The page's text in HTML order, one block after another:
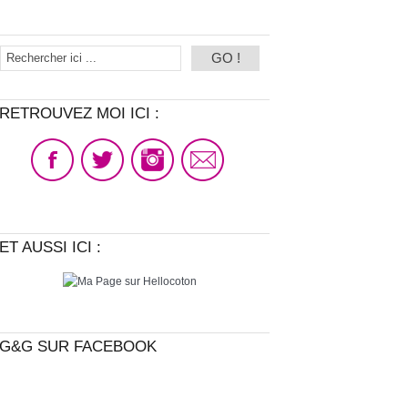
RETROUVEZ MOI ICI :
ET AUSSI ICI :
G&G SUR FACEBOOK